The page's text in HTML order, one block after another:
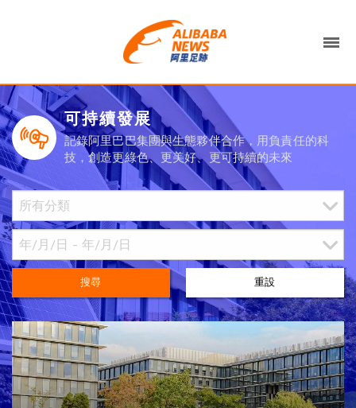
可持續發展
記錄阿里巴巴集團與生態夥伴合作，用負責任的科
技，創造更綠色、更美好、更可持續的未來
搜尋 重設